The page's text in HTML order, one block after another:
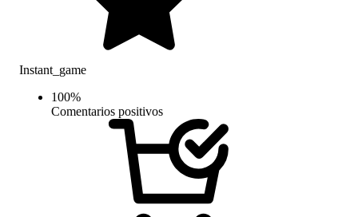
Instant_game
100%
Comentarios positivos